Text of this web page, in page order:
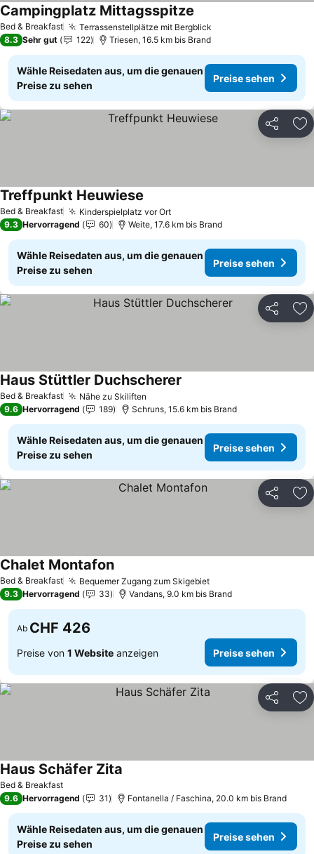
Bed & Breakfast Terrassenstellplätze mit Bergblick
Campingplatz Mittagsspitze
8.3 Sehr gut 122 Triesen, 16.5 km bis Brand
Wähle Reisedaten aus, um die genauen
Preise zu sehen
Preise sehen
Teilen
Bed & Breakfast Kinderspielplatz vor Ort
Treffpunkt Heuwiese
9.3 Hervorragend 60 Weite, 17.6 km bis Brand
Wähle Reisedaten aus, um die genauen
Preise zu sehen
Preise sehen
Teilen
Bed & Breakfast Nähe zu Skiliften
Haus Stüttler Duchscherer
9.6 Hervorragend 189 Schruns, 15.6 km bis Brand
Wähle Reisedaten aus, um die genauen
Preise zu sehen
Preise sehen
Teilen
Bed & Breakfast Bequemer Zugang zum Skigebiet
Chalet Montafon
9.3 Hervorragend 33 Vandans, 9.0 km bis Brand
Ab CHF 426
Preise von 1 Website anzeigen Preise sehen
Teilen
Bed & Breakfast
Haus Schäfer Zita
9.6 Hervorragend 31 Fontanella / Faschina, 20.0 km bis Brand
Wähle Reisedaten aus, um die genauen
Preise zu sehen
Preise sehen